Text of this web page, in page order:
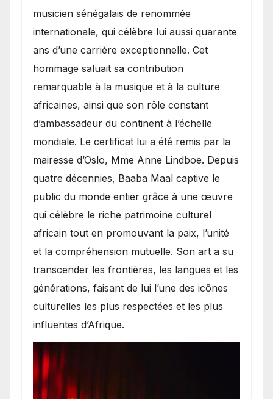
musicien sénégalais de renommée
internationale, qui célèbre lui aussi quarante
ans d’une carrière exceptionnelle. Cet
hommage saluait sa contribution
remarquable à la musique et à la culture
africaines, ainsi que son rôle constant
d’ambassadeur du continent à l’échelle
mondiale. Le certificat lui a été remis par la
mairesse d’Oslo, Mme Anne Lindboe. Depuis
quatre décennies, Baaba Maal captive le
public du monde entier grâce à une œuvre
qui célèbre le riche patrimoine culturel
africain tout en promouvant la paix, l’unité
et la compréhension mutuelle. Son art a su
transcender les frontières, les langues et les
générations, faisant de lui l’une des icônes
culturelles les plus respectées et les plus
influentes d’Afrique.